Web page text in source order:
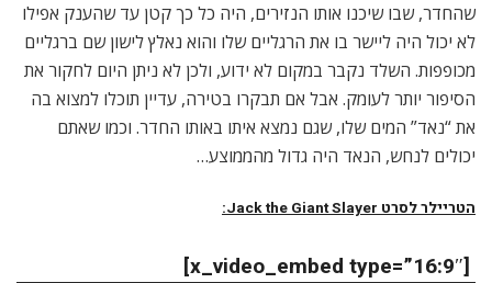
שהחדר, שבו שיכנו אותו הנזירים, היה כל כך קטן עד שהענק אפילו
לא יכול היה ליישר בו את הרגליים שלו והוא נאלץ לישון שם ברגליים
מכופפות. השלד נקבר במקום לא ידוע, ולכן לא ניתן היום לחקור את
הסיפור יותר לעומק. אבל אם תבקרו בטירה, עדיין תוכלו למצוא בה
את “נאד” המים שלו, שגם נמצא איתו באותו החדר. וכמו שאתם
יכולים לנחש, הנאד היה גדול מהממוצע…
הטריילר לסרט Jack the Giant Slayer:
[x_video_embed type=”16:9″]